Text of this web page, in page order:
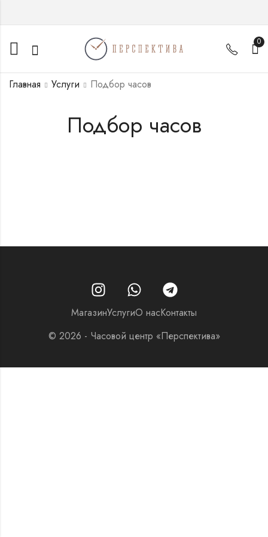
0
Подбор часов
Главная Услуги Подбор часов
МагазинУслугиО насКонтакты
© 2026 - Часовой центр «Перспектива»